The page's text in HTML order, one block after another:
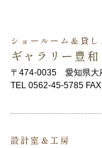
ショールーム＆貸し
ギャラリー豊和
〒474-0035 愛知県大
TEL 0562-45-5785
設計室＆工房